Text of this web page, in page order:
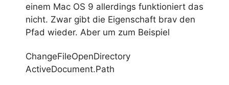
einem Mac OS 9 allerdings funktioniert das
nicht. Zwar gibt die Eigenschaft brav den
Pfad wieder. Aber um zum Beispiel
ChangeFileOpenDirectory
ActiveDocument.Path